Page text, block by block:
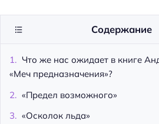
k
Содержание
Что же нас ожидает в книге
«Меч предназначения»?
«Предел возможного»
«Осколок льда»